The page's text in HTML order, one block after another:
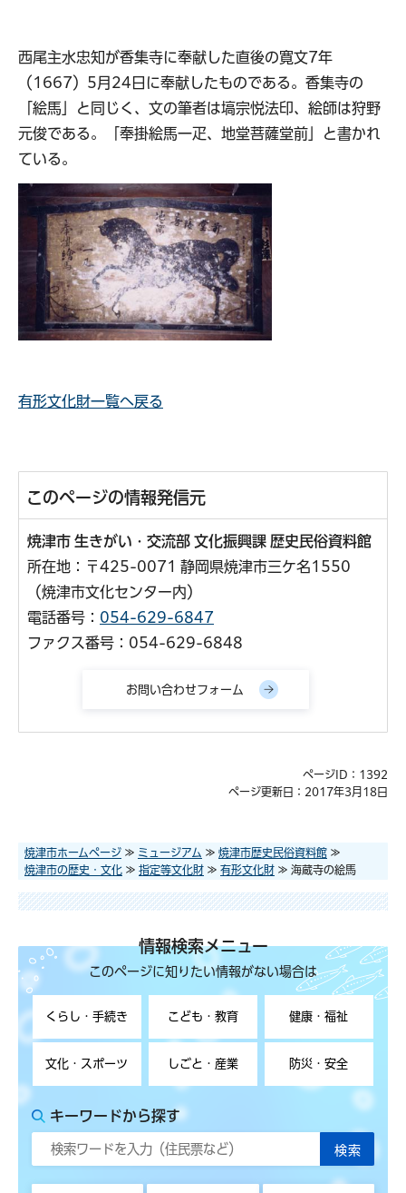
西尾主水忠知が香集寺に奉献した直後の寛文7年
（1667）5月24日に奉献したものである。香集寺の
「絵馬」と同じく、文の筆者は塙宗悦法印、絵師は狩野
元俊である。「奉掛絵馬一疋、地堂菩薩堂前」と書かれ
ている。
有形文化財一覧へ戻る
このページの情報発信元
焼津市 生きがい・交流部 文化振興課 歴史民俗資料館
所在地：〒425-0071 静岡県焼津市三ケ名1550
（焼津市文化センター内）
電話番号： 054-629-6847
ファクス番号：054-629-6848
ページID：1392
ページ更新日：2017年3月18日
焼津市ホームページ ≫ ミュージアム ≫ 焼津市歴史民俗資料館 ≫
焼津市の歴史・文化 ≫ 指定等文化財 ≫ 有形文化財 ≫ 海蔵寺の絵馬
情報検索メニュー
このページに知りたい情報がない場合は
くらし・手続き こども・教育 健康・福祉
文化・スポーツ しごと・産業 防災・安全
キーワードから探す